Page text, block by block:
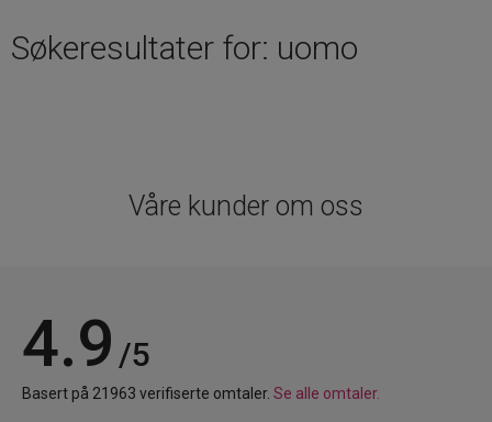
Søkeresultater for: uomo
Våre kunder om oss
4.9 /5
Basert på 21963 verifiserte omtaler. Se alle omtaler.